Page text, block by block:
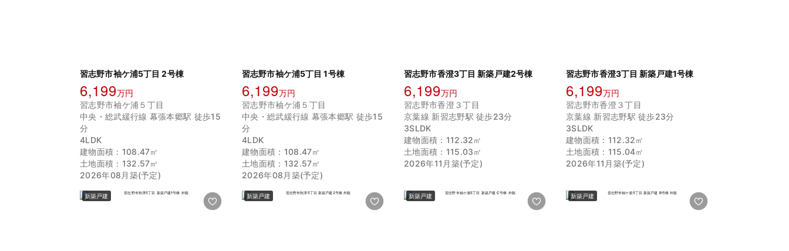
習志野市袖ケ浦5丁目 2号棟
6,199万円
習志野市袖ケ浦５丁目
中央・総武緩行線 幕張本郷駅 徒歩15
分
4LDK
建物面積：108.47㎡
土地面積：132.57㎡
2026年08月築(予定)
習志野市袖ケ浦5丁目 1号棟
6,199万円
習志野市袖ケ浦５丁目
中央・総武緩行線 幕張本郷駅 徒歩15
分
4LDK
建物面積：108.47㎡
土地面積：132.57㎡
2026年08月築(予定)
習志野市香澄3丁目 新築戸建2号棟
6,199万円
習志野市香澄３丁目
京葉線 新習志野駅 徒歩23分
3SLDK
建物面積：112.32㎡
土地面積：115.03㎡
2026年11月築(予定)
習志野市香澄3丁目 新築戸建1号棟
6,199万円
習志野市香澄３丁目
京葉線 新習志野駅 徒歩23分
3SLDK
建物面積：112.32㎡
土地面積：115.04㎡
2026年11月築(予定)
新築戸建 新築戸建 新築戸建 新築戸建